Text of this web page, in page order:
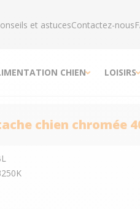
et astucesContactez-nous
CHIEN LOISIRS
chien chromée